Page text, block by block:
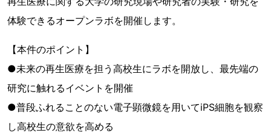
体験できるオープンラボを開催します。
【本件のポイント】
●未来の再生医療を担う高校生にラボを開放し、最先端の
研究に触れるイベントを開催
●普段ふれることのない電子顕微鏡を用いてiPS細胞を観察
し高校生の意欲を高める